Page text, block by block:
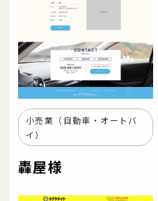
小売業（自動車・オートバ
イ）
轟屋様